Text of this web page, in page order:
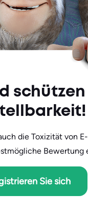
schützen
die Toxizität von
Bewertung
Sie sich